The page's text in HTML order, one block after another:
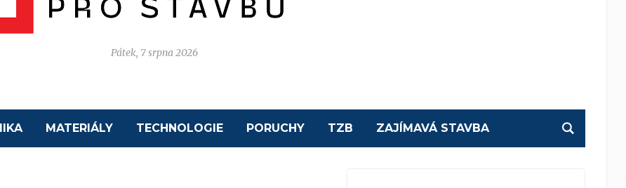
Pátek, 7 srpna 2026
MATERIÁLY TECHNOLOGIE PORUCHY TZB ZAJÍMAVÁ STAVBA